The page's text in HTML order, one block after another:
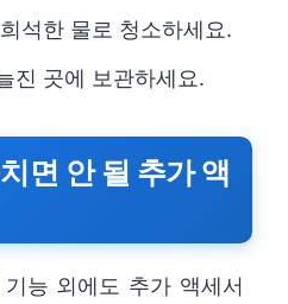
석한 물로 청소하세요.
진 곳에 보관하세요.
면 안 될 추가 액
능 외에도 추가 액세서